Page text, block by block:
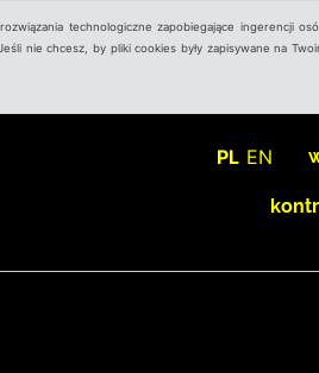
technologiczne zapobiegające ingerencji
nie chcesz, by pliki cookies były zapisywane na
PL EN